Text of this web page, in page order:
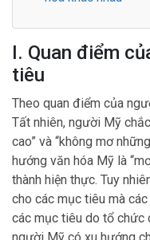
I. Quan điểm
tiêu
Theo quan điểm của
Tất nhiên, người Mỹ
cao” và “không mơ
hướng văn hóa Mỹ là
thành hiện thực. Tuy
cho các mục tiêu mà
các mục tiêu do tổ chức